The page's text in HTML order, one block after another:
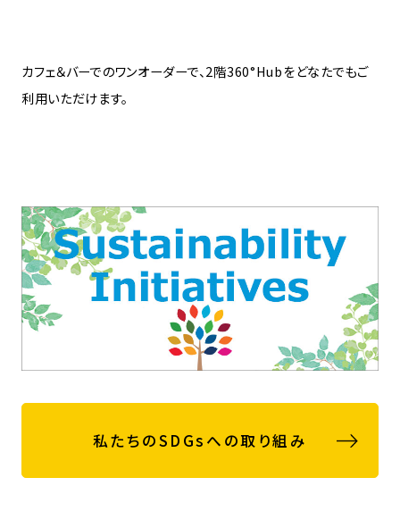
カフェ＆バーでのワンオーダーで、2階360°Hubをどなたでもご
利用いただけます。
私たちのSDGsへの取り組み